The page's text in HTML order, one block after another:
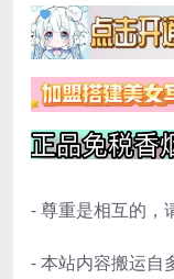
- 尊重是相互的，
- 本站内容搬运自